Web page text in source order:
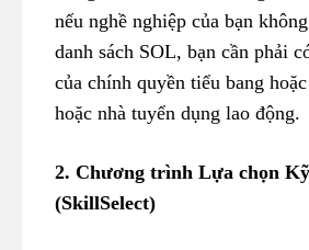
nếu nghề nghiệp của bạn
danh sách SOL, bạn cần phải
của chính quyền tiểu bang
hoặc nhà tuyển dụng lao động.
2. Chương trình Lựa chọn
(SkillSelect)